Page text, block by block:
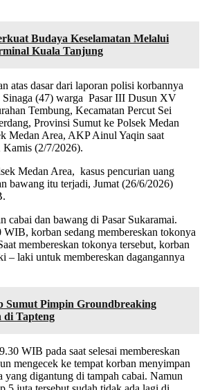
Budaya Keselamatan Melalui
Kuala Tanjung
atas dasar dari laporan polisi korbannya
Sinaga (47) warga Pasar III Dusun XV
Tembung, Kecamatan Percut Sei
Provinsi Sumut ke Polsek Medan
Medan Area, AKP Ainul Yaqin saat
(2/7/2026).
Medan Area, kasus pencurian uang
bawang itu terjadi, Jumat (26/6/2026)
cabai dan bawang di Pasar Sukaramai.
korban sedang membereskan tokonya
membereskan tokonya tersebut, korban
– laki untuk membereskan dagangannya
Sumut Pimpin Groundbreaking
di Tapteng
WIB pada saat selesai membereskan
mengecek ke tempat korban menyimpan
yang digantung di tampah cabai. Namun